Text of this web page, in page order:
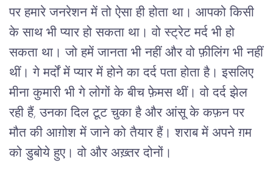
पर हमारे जनरेशन में तो ऐसा ही होता था। आपको किसी
के साथ भी प्यार हो सकता था। वो स्ट्रेट मर्द भी हो
सकता था। जो हमें जानता भी नहीं और वो फ़ीलिंग भी नहीं
थीं। गे मर्दों में प्यार में होने का दर्द पता होता है। इसलिए
मीना कुमारी भी गे लोगों के बीच फ़ेमस थीं। वो दर्द झेल
रही हैं, उनका दिल टूट चुका है और आंसू के कफ़न पर
मौत की आग़ोश में जाने को तैयार हैं। शराब में अपने ग़म
को डुबोये हुए। वो और अख़्तर दोनों।